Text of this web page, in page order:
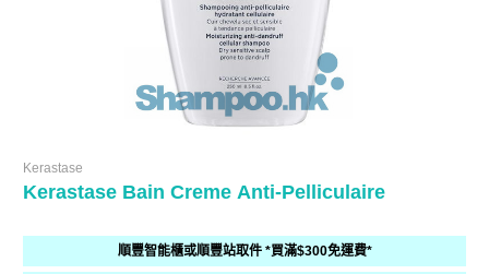
Kerastase
Kerastase Bain Creme Anti-Pelliculaire
順豐智能櫃或順豐站取件 *買滿$300免運費*